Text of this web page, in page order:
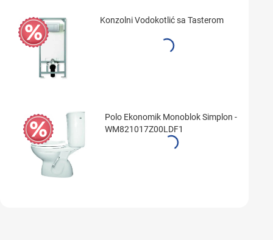
Konzolni Vodokotlić sa Tasterom
Polo Ekonomik Monoblok Simplon -
WM821017Z00LDF1